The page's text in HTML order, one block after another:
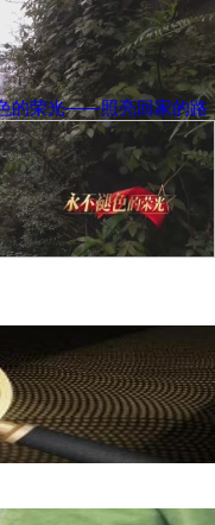
色的荣光——照亮回家的路